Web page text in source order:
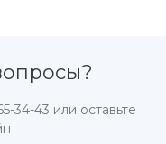
34-43 или оставьте